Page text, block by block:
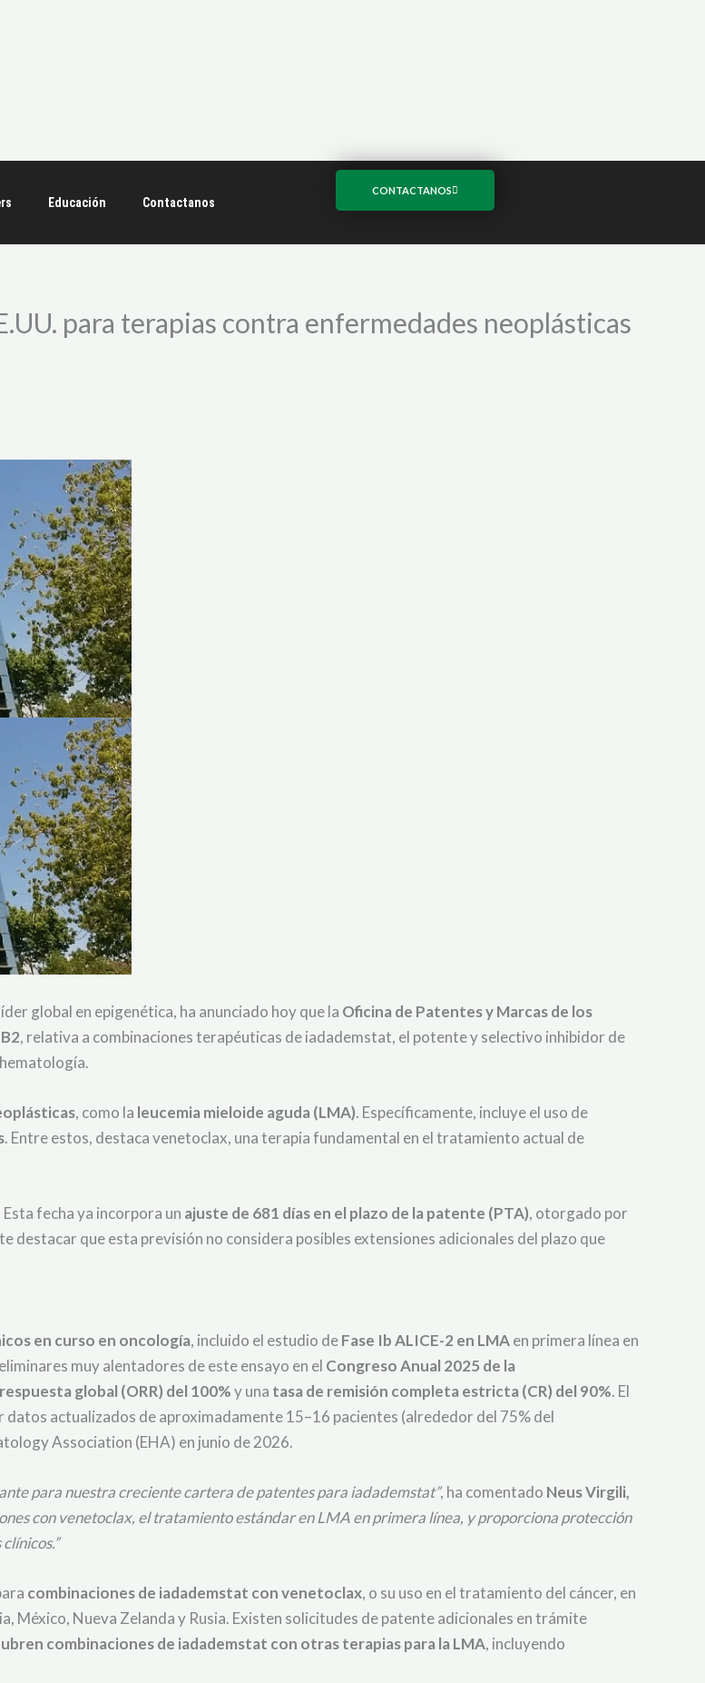
Educación Contactanos
CONTACTANOS
para terapias contra enfermedades neoplásticas
global en epigenética, ha anunciado hoy que la Oficina de Patentes y Marcas de los
, relativa a combinaciones terapéuticas de iadademstat, el potente y selectivo inhibidor de
, como la leucemia mieloide aguda (LMA). Específicamente, incluye el uso de
. Entre estos, destaca venetoclax, una terapia fundamental en el tratamiento actual de
Esta fecha ya incorpora un ajuste de 681 días en el plazo de la patente (PTA), otorgado por
destacar que esta previsión no considera posibles extensiones adicionales del plazo que
en curso en oncología, incluido el estudio deFase Ib ALICE-2 en LMAen primera línea en
muy alentadores de este ensayo en el Congreso Anual 2025 de la
global (ORR) del 100%y una tasa de remisión completa estricta (CR) del 90%. El
actualizados de aproximadamente 15–16 pacientes (alrededor del 75% del
Association (EHA) en junio de 2026.
para nuestra creciente cartera de patentes para iadademstat”, ha comentado Neus Virgili,
con venetoclax, el tratamiento estándar en LMA en primera línea, y proporciona protección
combinaciones de iadademstat con venetoclax, o su uso en el tratamiento del cáncer, en
México, Nueva Zelanda y Rusia. Existen solicitudes de patente adicionales en trámite
combinaciones de iadademstat con otras terapias para la LMA, incluyendo